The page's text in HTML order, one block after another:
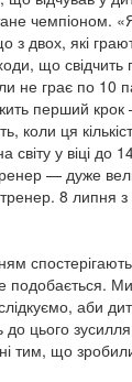
чемпіоном.
які
що
не грає по
перший крок
коли ця
у віці до
— дуже
8 липня
подобається.
аби
цього
тим, що